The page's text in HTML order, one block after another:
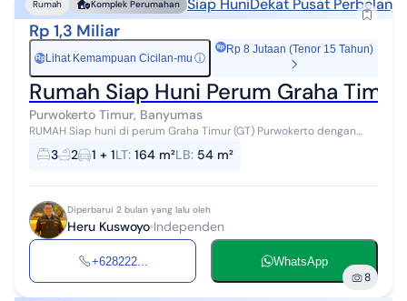
Rumah Komplek Perumahan
Rp 1,3 Miliar
Rp Lihat Kemampuan Cicilan-mu ⓘ
Rp 8 Jutaan (Tenor 15 Tahun)
Rumah Siap Huni Perum Graha
Purwokerto Timur, Banyumas
RUMAH Siap huni di perum Graha Timur (GT) Purwokerto dengan
AKSES MUDAH ke pusat kota Purwokerto, Jalan Jendral Sudirman
Timur, dekat pasar Wage, d...
3 2 1 + 1LT: 164 m²LB: 54 m²
Diperbarui 2 bulan yang lalu oleh
Heru Kuswoyo Independen
+628222... WhatsApp
8